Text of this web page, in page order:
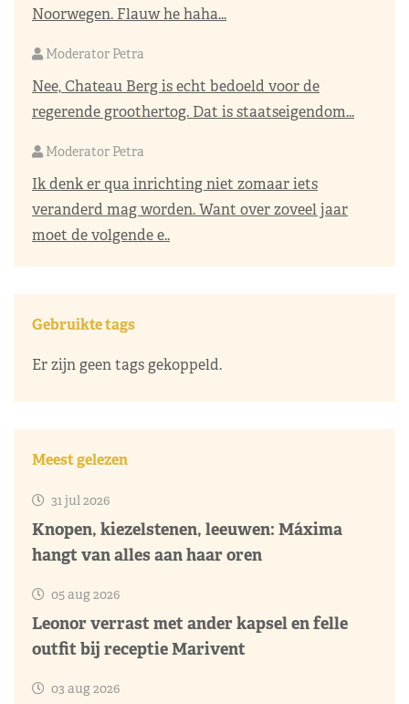
Noorwegen. Flauw he haha...
Moderator Petra
Nee, Chateau Berg is echt bedoeld voor de
regerende groothertog. Dat is staatseigendom...
Moderator Petra
Ik denk er qua inrichting niet zomaar iets
veranderd mag worden. Want over zoveel jaar
moet de volgende e..
Gebruikte tags
Er zijn geen tags gekoppeld.
Meest gelezen
31 jul 2026
Knopen, kiezelstenen, leeuwen: Máxima
hangt van alles aan haar oren
05 aug 2026
Leonor verrast met ander kapsel en felle
outfit bij receptie Marivent
03 aug 2026